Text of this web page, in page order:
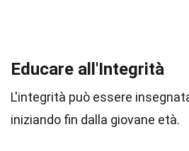
Educare all'Integrità
L'integrità può essere
iniziando fin dalla giovane età.